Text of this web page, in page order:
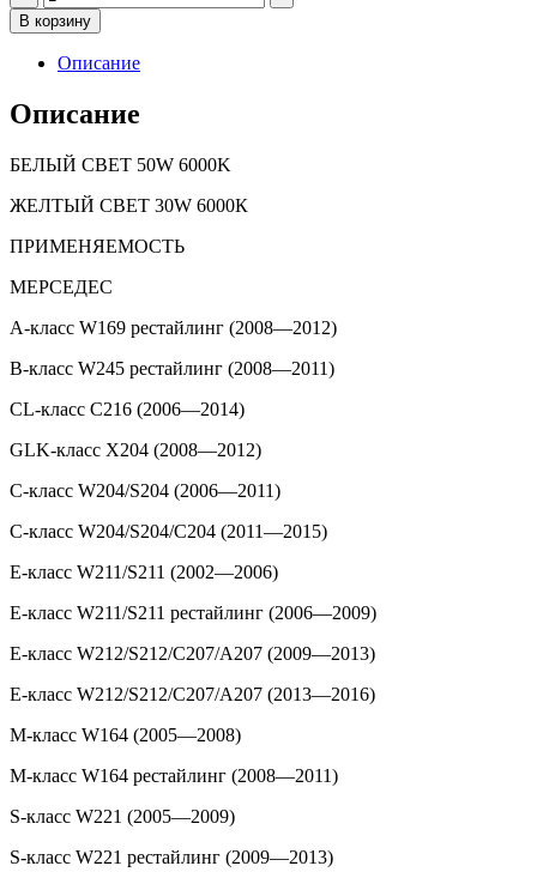
товара
Mercedes-
Benz
РЕЖИМА
В корзину
Описание
Описание
БЕЛЫЙ СВЕТ 50W 6000K
ЖЕЛТЫЙ СВЕТ 30W 6000К
ПРИМЕНЯЕМОСТЬ
МЕРСЕДЕС
A-класс W169 рестайлинг (2008—2012)
B-класс W245 рестайлинг (2008—2011)
CL-класс C216 (2006—2014)
GLK-класс X204 (2008—2012)
C-класс W204/S204 (2006—2011)
C-класс W204/S204/С204 (2011—2015)
E-класс W211/S211 (2002—2006)
E-класс W211/S211 рестайлинг (2006—2009)
E-класс W212/S212/C207/A207 (2009—2013)
E-класс W212/S212/C207/A207 (2013—2016)
M-класс W164 (2005—2008)
M-класс W164 рестайлинг (2008—2011)
S-класс W221 (2005—2009)
S-класс W221 рестайлинг (2009—2013)